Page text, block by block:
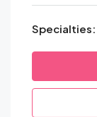
Specialties: